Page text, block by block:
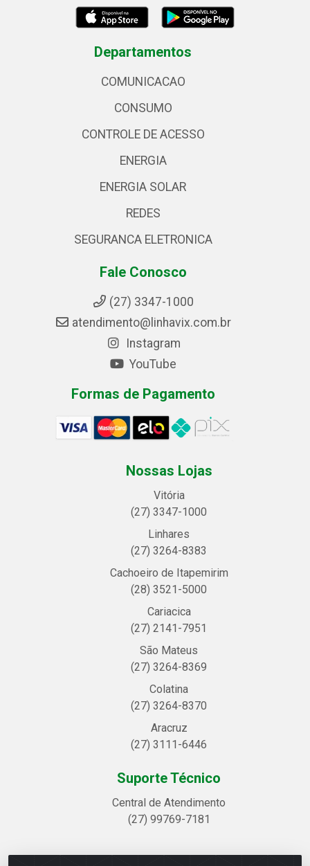
Departamentos
COMUNICACAO
CONSUMO
CONTROLE DE ACESSO
ENERGIA
ENERGIA SOLAR
REDES
SEGURANCA ELETRONICA
Fale Conosco
(27) 3347-1000
atendimento@linhavix.com.br
Instagram
YouTube
Formas de Pagamento
Nossas Lojas
Vitória
(27) 3347-1000
Linhares
(27) 3264-8383
Cachoeiro de Itapemirim
(28) 3521-5000
Cariacica
(27) 2141-7951
São Mateus
(27) 3264-8369
Colatina
(27) 3264-8370
Aracruz
(27) 3111-6446
Suporte Técnico
Central de Atendimento
(27) 99769-7181